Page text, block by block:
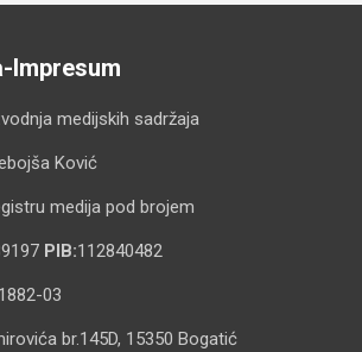
Impresum
medijskih sadržaja
Ković
medija pod brojem
PIB:112840482
03
br.145D, 15350 Bogatić